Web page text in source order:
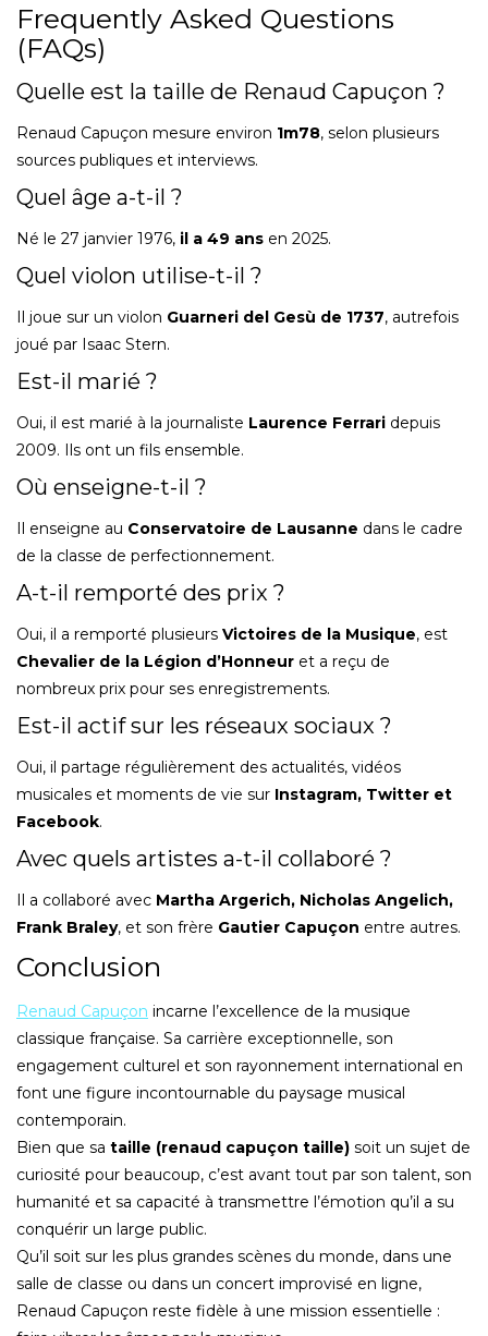
Frequently Asked Questions
(FAQs)
Quelle est la taille de Renaud Capuçon ?
Renaud Capuçon mesure environ 1m78, selon plusieurs
sources publiques et interviews.
Quel âge a-t-il ?
Né le 27 janvier 1976, il a 49 ans en 2025.
Quel violon utilise-t-il ?
Il joue sur un violon Guarneri del Gesù de 1737, autrefois
joué par Isaac Stern.
Est-il marié ?
Oui, il est marié à la journaliste Laurence Ferrari depuis
2009. Ils ont un fils ensemble.
Où enseigne-t-il ?
Il enseigne au Conservatoire de Lausanne dans le cadre
de la classe de perfectionnement.
A-t-il remporté des prix ?
Oui, il a remporté plusieurs Victoires de la Musique, est
Chevalier de la Légion d’Honneur et a reçu de
nombreux prix pour ses enregistrements.
Est-il actif sur les réseaux sociaux ?
Oui, il partage régulièrement des actualités, vidéos
musicales et moments de vie sur Instagram, Twitter et
Facebook.
Avec quels artistes a-t-il collaboré ?
Il a collaboré avec Martha Argerich, Nicholas Angelich,
Frank Braley, et son frère Gautier Capuçon entre autres.
Conclusion
Renaud Capuçon incarne l’excellence de la musique
classique française. Sa carrière exceptionnelle, son
engagement culturel et son rayonnement international en
font une figure incontournable du paysage musical
contemporain.
Bien que sa taille (renaud capuçon taille) soit un sujet de
curiosité pour beaucoup, c’est avant tout par son talent, son
humanité et sa capacité à transmettre l’émotion qu’il a su
conquérir un large public.
Qu’il soit sur les plus grandes scènes du monde, dans une
salle de classe ou dans un concert improvisé en ligne,
Renaud Capuçon reste fidèle à une mission essentielle :